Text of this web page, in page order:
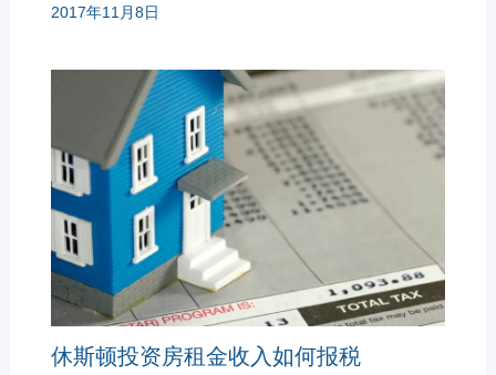
2017年11月8日
休斯顿投资房租金收入如何报税